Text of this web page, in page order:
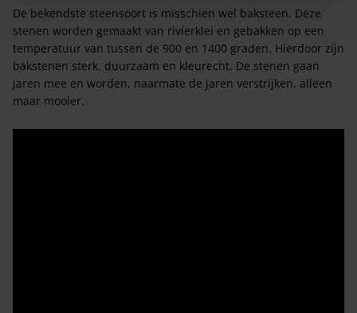
De bekendste steensoort is misschien wel baksteen. Deze
stenen worden gemaakt van rivierklei en gebakken op een
temperatuur van tussen de 900 en 1400 graden. Hierdoor zijn
bakstenen sterk, duurzaam en kleurecht. De stenen gaan
jaren mee en worden, naarmate de jaren verstrijken, alleen
maar mooier.